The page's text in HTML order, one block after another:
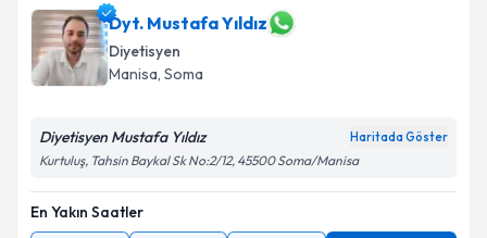
Dyt. Mustafa Yıldız
Diyetisyen
Manisa, Soma
Diyetisyen Mustafa Yıldız Haritada Göster
Kurtuluş, Tahsin Baykal Sk No:2/12, 45500 Soma/Manisa
En Yakın Saatler